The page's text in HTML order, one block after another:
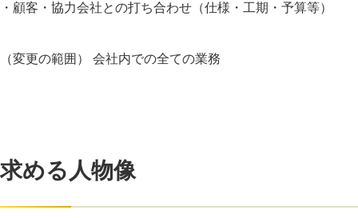
・顧客・協力会社との打ち合わせ（仕様・工期・予算等）
（変更の範囲） 会社内での全ての業務
求める人物像